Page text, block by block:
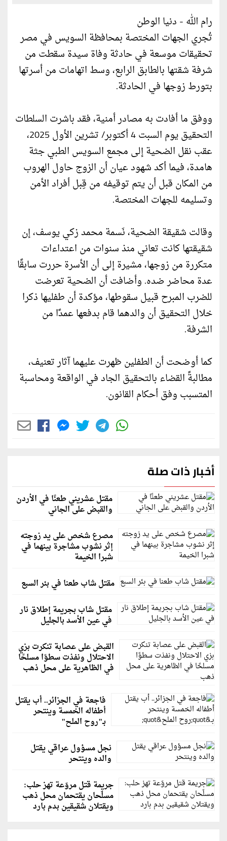
رام الله - دنيا الوطن
تُجري الجهات المختصة بمحافظة السويس في مصر
تحقيقات موسعة في حادثة وفاة سيدة سقطت من
شرفة شقتها بالطابق الرابع، وسط اتهامات من أسرتها
بتورط زوجها في الحادثة.
ووفق ما أفادت به مصادر أمنية، فقد باشرت السلطات
التحقيق يوم السبت 4 أكتوبر/ تشرين الأول 2025،
عقب نقل الضحية إلى مجمع السويس الطبي جثة
هامدة، فيما أكد شهود عيان أن الزوج حاول الهروب
من المكان قبل أن يتم توقيفه من قِبل أفراد الأمن
وتسليمه للجهات المختصة.
وقالت شقيقة الضحية، نَسمة محمد زكي يوسف، إن
شقيقتها كانت تعاني منذ سنوات من اعتداءات
متكررة من زوجها، مشيرة إلى أن الأسرة حررت سابقًا
عدة محاضر ضده. وأضافت أن الضحية تعرضت
للضرب المبرح قبيل سقوطها، مؤكدة أن طفليها ذكرا
خلال التحقيق أن والدهما قام بدفعها عمدًا من
الشرفة.
كما أوضحت أن الطفلين ظهرت عليهما آثار تعنيف،
مطالبةً القضاء بالتحقيق الجاد في الواقعة ومحاسبة
المتسبب وفق أحكام القانون.
أخبار ذات صلة
مقتل عشريني طعنًا في الأردن
والقبض على الجاني
مصرع شخص على يد زوجته
إثر نشوب مشاجرة بينهما في
شبرا الخيمة
مقتل شاب طعنا في بئر السبع
مقتل شاب بجريمة إطلاق نار
في عين الأسد بالجليل
القبض على عصابة تنكرت بزي
الاحتلال ونفذت سطوًا مسلحًا
في الظاهرية على محل ذهب
فاجعة في الجزائر.. أب يقتل
أطفاله الخمسة وينتحر
بـ"روح الملح"
نجل مسؤول عراقي يقتل
والده وينتحر
جريمة قتل مروّعة تهز حلب:
مسلّحان يقتحمان محل ذهب
ويقتلان شقيقين بدم بارد